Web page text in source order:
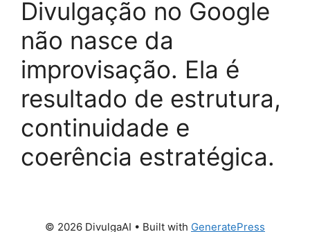
Divulgação no Google
não nasce da
improvisação. Ela é
resultado de estrutura,
continuidade e
coerência estratégica.
© 2026 DivulgaAI • Built with GeneratePress